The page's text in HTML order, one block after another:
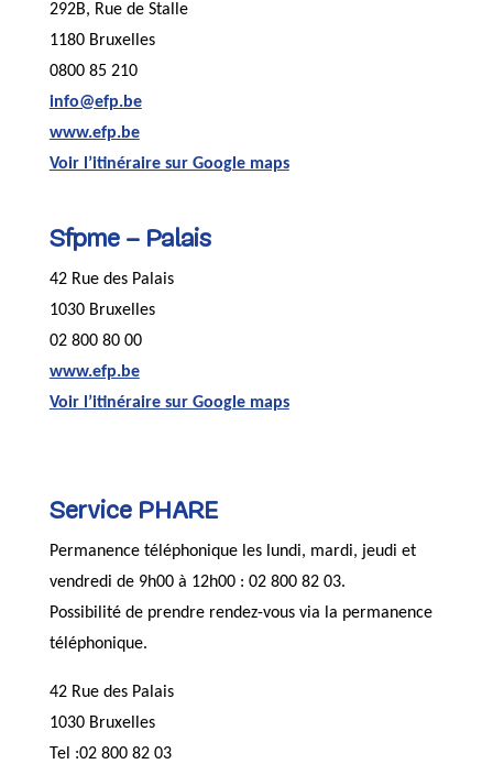
292B, Rue de Stalle
1180 Bruxelles
0800 85 210
info@efp.be
www.efp.be
Voir l’itinéraire sur Google maps
Sfpme – Palais
42 Rue des Palais
1030 Bruxelles
02 800 80 00
www.efp.be
Voir l’itinéraire sur Google maps
Service PHARE
Permanence téléphonique les lundi, mardi, jeudi et
vendredi de 9h00 à 12h00 : 02 800 82 03.
Possibilité de prendre rendez-vous via la permanence
téléphonique.
42 Rue des Palais
1030 Bruxelles
Tel :02 800 82 03